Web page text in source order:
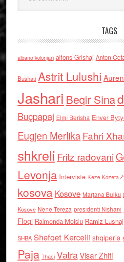
TAGS
albano kolonjari alfons Grishaj Anton
Bushati Astrit Lulushi
Jashari Beqir Sina
Buçpapaj Elmi Berisha Enver
Eugjen MerlikaFahri
shkreli Fritz radovani
Levonja Interviste Keze Kozeta
kosova Kosove Marjana Bulku
Kosove Nene Tereza presidenti Nishani
Floqi Raimonda Moisiu Ramiz Lushaj
SHBA Shefqet Kercelli shqiperia
Paja Thaci VatraVisar Zhiti